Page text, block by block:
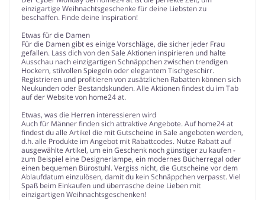
einzigartige Weihnachtsgeschenke für deine Liebsten zu
beschaffen. Finde deine Inspiration!
Etwas für die Damen
Für die Damen gibt es einige Vorschläge, die sicher jeder Frau
gefallen. Lass dich von den Sale Aktionen inspirieren und halte
Ausschau nach einzigartigen Schnäppchen zwischen trendigen
Hockern, stilvollen Spiegeln oder elegantem Tischgeschirr.
Registrieren und profitieren von zusätzlichen Rabatten können sich
Neukunden oder Bestandskunden. Alle Aktionen findest du im Tab
auf der Website von home24 at.
Etwas, was die Herren interessieren wird
Auch für Männer finden sich attraktive Angebote. Auf home24 at
findest du alle Artikel die mit Gutscheine in Sale angeboten werden,
d.h. alle Produkte im Angebot mit Rabattcodes. Nutze Rabatt auf
ausgewählte Artikel, um ein Geschenk noch günstiger zu kaufen -
zum Beispiel eine Designerlampe, ein modernes Bücherregal oder
einen bequemen Bürostuhl. Vergiss nicht, die Gutscheine vor dem
Ablaufdatum einzulösen, damit du kein Schnäppchen verpasst. Viel
Spaß beim Einkaufen und überrasche deine Lieben mit
einzigartigen Weihnachtsgeschenken!